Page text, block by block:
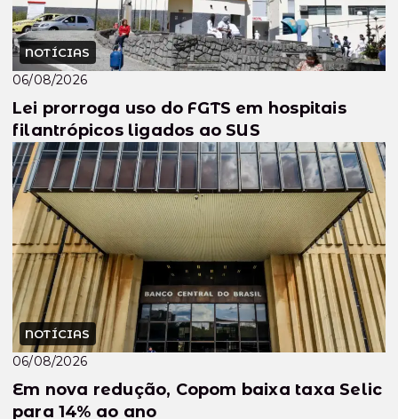
NOTÍCIAS
06/08/2026
Lei prorroga uso do FGTS em hospitais
filantrópicos ligados ao SUS
NOTÍCIAS
06/08/2026
Em nova redução, Copom baixa taxa Selic
para 14% ao ano